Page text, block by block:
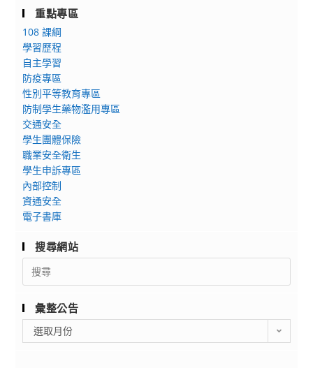
重點專區
108 課綱
學習歷程
自主學習
防疫專區
性別平等教育專區
防制學生藥物濫用專區
交通安全
學生團體保險
職業安全衛生
學生申訴專區
內部控制
資通安全
電子書庫
搜尋網站
Search
for:
彙整公告
整
選取月份